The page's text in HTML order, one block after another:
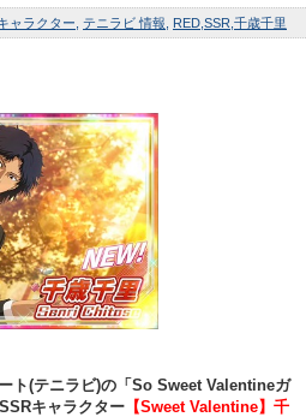
ャラクター テニラビ 情報 RED SSR 千歳千里
ト(テニラビ)の「So Sweet Valentineガ
キャラクター 【Sweet Valentine】千